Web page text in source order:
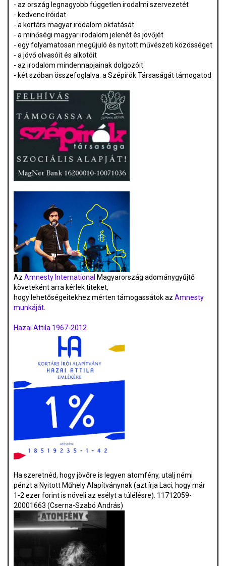
- az ország legnagyobb független irodalmi szervezetét
- kedvenc íróidat
- a kortárs magyar irodalom oktatását
- a minőségi magyar irodalom jelenét és jövőjét
- egy folyamatosan megújuló és nyitott művészeti közösséget
- a jövő olvasóit és alkotóit
- az irodalom mindennapjainak dolgozóit
- két szóban összefoglalva: a Szépírók Társaságát támogatod
Az Amnesty International Magyarország adománygyűjtő
követeként arra kérlek titeket,
hogy lehetőségeitekhez mérten támogassátok az Amnesty
munkáját.
Hazai Attila 1967-2012
Ha szeretnéd, hogy jövőre is legyen atomfény, utalj némi
pénzt a Nyitott Műhely Alapítványnak (azt írja Laci, hogy már
1-2 ezer forint is növeli az esélyt a túlélésre). 11712059-
20001663 (Cserna-Szabó András)